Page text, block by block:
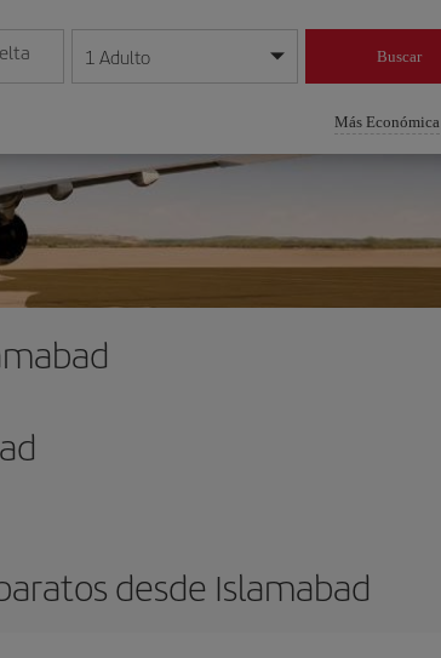
añoen formato día/mes/año
1 Adulto Buscar
Más Económica
desde Islamabad